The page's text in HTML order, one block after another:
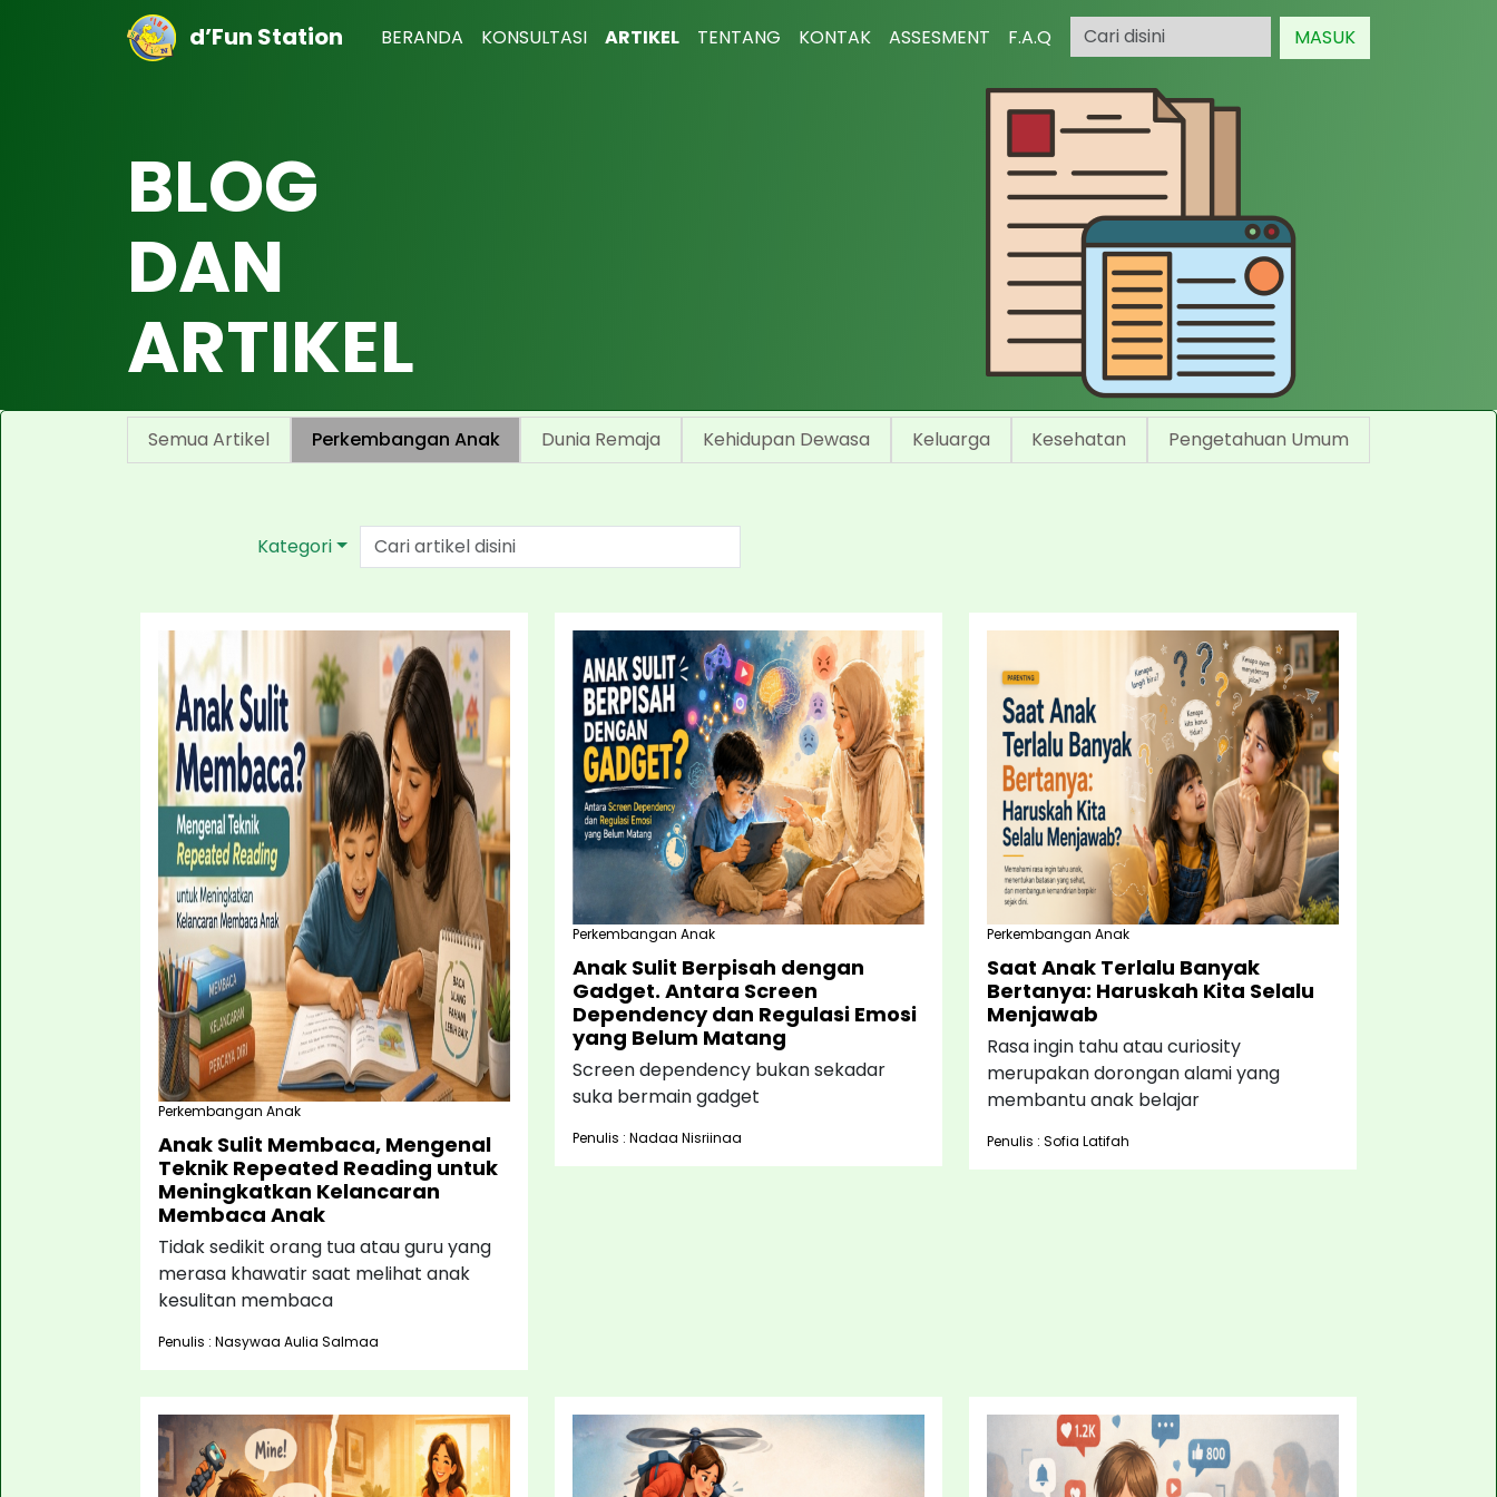
d’Fun Station BERANDA KONSULTASI ARTIKEL TENTANG KONTAK ASSESMENT F.A.Q MASUK
BLOG
DAN
ARTIKEL
Semua Artikel Perkembangan Anak Dunia Remaja Kehidupan Dewasa Keluarga Kesehatan Pengetahuan Umum
Kategori
Perkembangan Anak
Anak Sulit Membaca, Mengenal
Teknik Repeated Reading untuk
Meningkatkan Kelancaran
Membaca Anak
Tidak sedikit orang tua atau guru yang
merasa khawatir saat melihat anak
kesulitan membaca
Penulis : Nasywaa Aulia Salmaa
Perkembangan Anak
Anak Sulit Berpisah dengan
Gadget. Antara Screen
Dependency dan Regulasi Emosi
yang Belum Matang
Screen dependency bukan sekadar
suka bermain gadget
Penulis : Nadaa Nisriinaa
Perkembangan Anak
Saat Anak Terlalu Banyak
Bertanya: Haruskah Kita Selalu
Menjawab
Rasa ingin tahu atau curiosity
merupakan dorongan alami yang
membantu anak belajar
Penulis : Sofia Latifah